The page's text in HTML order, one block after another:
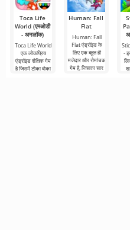
Toca Life
World (एमओडी
- अनलॉक)
Toca Life World
एक लोकप्रिय
एंड्रॉइड शैक्षिक गेम
है जिसमें टोका बोका
Human: Fall
Flat
Human: Fall
Flat एंड्रॉइड के
लिए एक बहुत ही
मजेदार और रोमांचक
गेम है, जिसका सार
-